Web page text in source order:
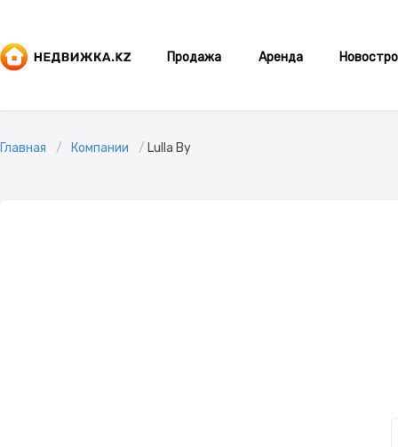
Продажа Аренда
Главная Компании Lulla By